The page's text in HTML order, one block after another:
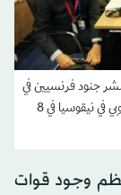
جنود فرنسيين في
قبرص خلال اجتماع غير رسمي لوزراء دفاع دول الاتحاد الأوروبي في نيقوسيا في 8
وجود قوات